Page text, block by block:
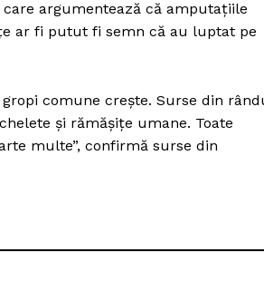
argumentează că amputaţiile
ar fi putut fi semn că au luptat pe
comune creşte. Surse din
şi rămăşiţe umane. Toate
multe”, confirmă surse din